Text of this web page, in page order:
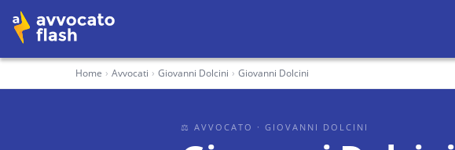
Home › Avvocati › Giovanni Dolcini › Giovanni Dolcini
⚖ AVVOCATO · GIOVANNI DOLCINI